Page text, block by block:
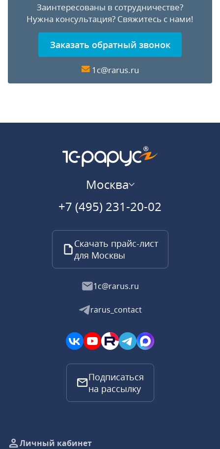
Заинтересованы в сотрудничестве?
Нужна консультация? Свяжитесь с нами!
Заказать обратный звонок
1c@rarus.ru
Москва
+7 (495) 231-20-02
Скачать прайс-лист
для Москвы
1c@rarus.ru
rarus_contact
Подписаться
на рассылку
Личный кабинет